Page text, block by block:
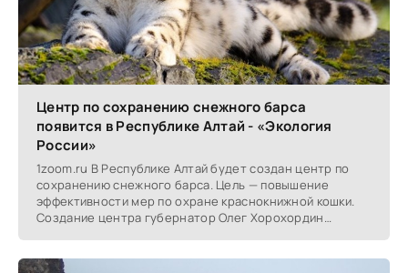
Центр по сохранению снежного барса
появится в Республике Алтай - «Экология
России»
1zoom.ru В Республике Алтай будет создан центр по
сохранению снежного барса. Цель — повышение
эффективности мер по охране краснокнижной кошки.
Создание центра губернатор Олег Хорохордин